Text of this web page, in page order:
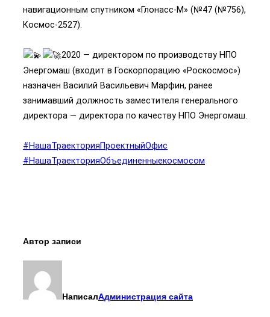
навигационным спутником «Глонасс-М» (№47 (№756),
Космос-2527).
2020 — директором по производству НПО
Энергомаш (входит в Госкорпорацию «Роскосмос»)
назначен Василий Васильевич Марфин, ранее
занимавший должность заместителя генерального
директора — директора по качеству НПО Энергомаш.
#НашаТраекторияПроектныйОфис
#НашаТраекторияОбъединенныекосмосом
Автор записи
НаписалАдминистрация сайта